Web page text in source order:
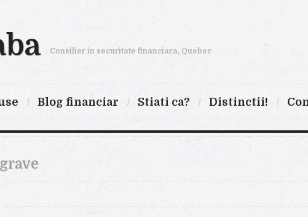
Consilier in securitate financiara, Quebec
Blog financiar Stiati ca? Distinctii!